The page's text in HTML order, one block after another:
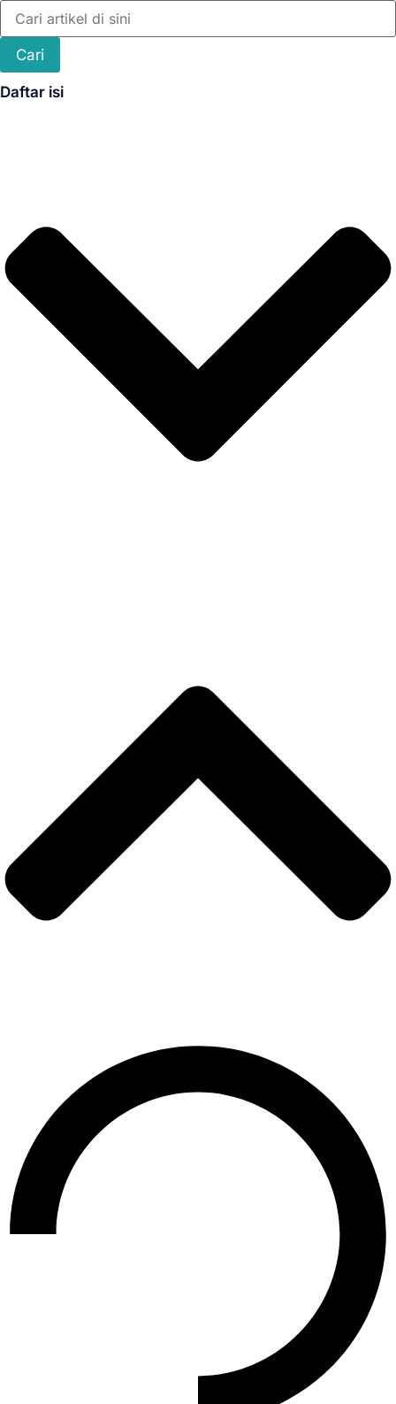
Cari
Daftar isi